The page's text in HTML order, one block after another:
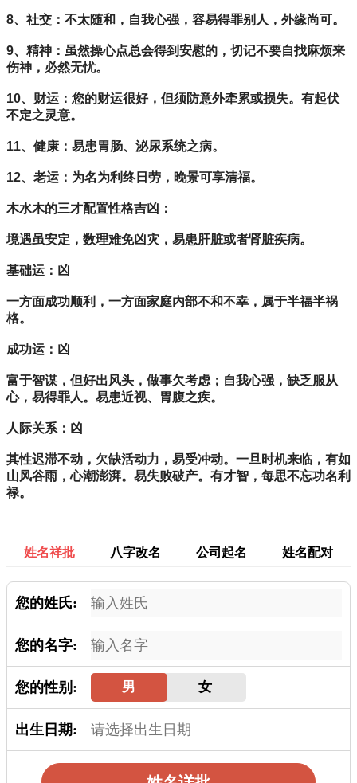
8、社交：不太随和，自我心强，容易得罪别人，外缘尚可。
9、精神：虽然操心点总会得到安慰的，切记不要自找麻烦来
伤神，必然无忧。
10、财运：您的财运很好，但须防意外牵累或损失。有起伏
不定之灵意。
11、健康：易患胃肠、泌尿系统之病。
12、老运：为名为利终日劳，晚景可享清福。
木水木的三才配置性格吉凶：
境遇虽安定，数理难免凶灾，易患肝脏或者肾脏疾病。
基础运：凶
一方面成功顺利，一方面家庭内部不和不幸，属于半福半祸
格。
成功运：凶
富于智谋，但好出风头，做事欠考虑；自我心强，缺乏服从
心，易得罪人。易患近视、胃腹之疾。
人际关系：凶
其性迟滞不动，欠缺活动力，易受冲动。一旦时机来临，有如
山风谷雨，心潮澎湃。易失败破产。有才智，每思不忘功名利
禄。
姓名祥批 八字改名 公司起名 姓名配对
您的姓氏:
您的名字:
您的性别: 男 女
出生日期: